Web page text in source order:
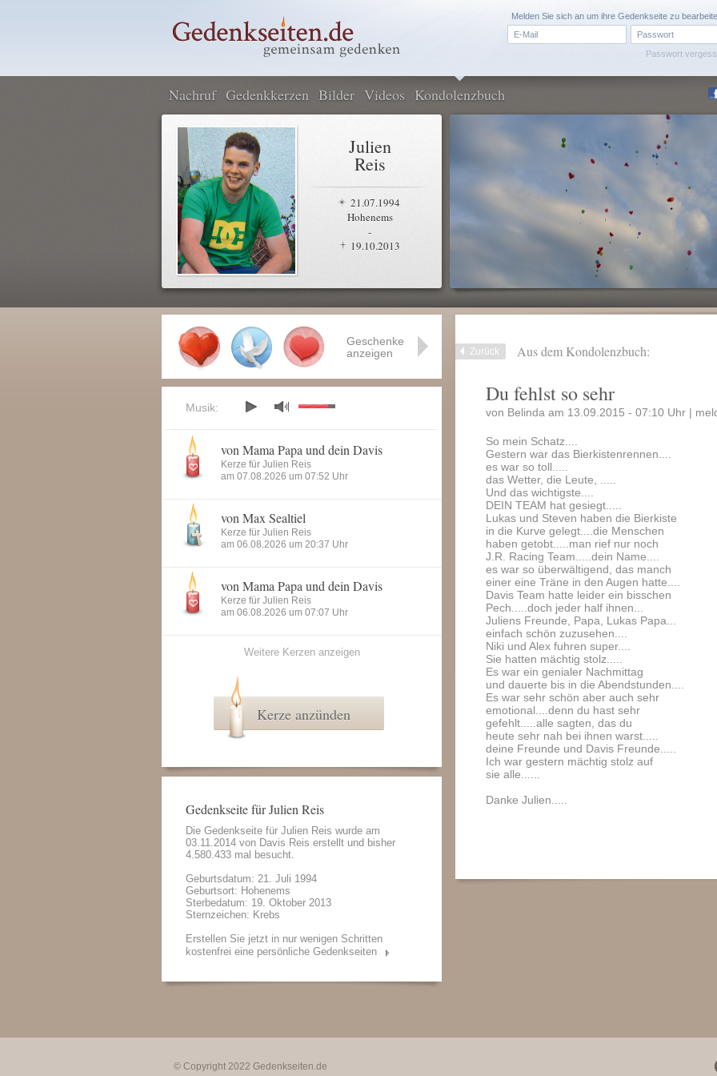
Passwort
Melden Sie sich an um ihre Gedenkseite zu
Nachruf Gedenkkerzen Bilder Videos Kondolenzbuch
Julien
Reis
21.07.1994
Hohenems
-
19.10.2013
Zurück Aus dem Kondolenzbuch:
Du fehlst so sehr
von Belinda am 13.09.2015 - 07:10 Uhr |
So mein Schatz....
Gestern war das Bierkistenrennen....
es war so toll.....
das Wetter, die Leute, .....
Und das wichtigste....
DEIN TEAM hat gesiegt.....
Lukas und Steven haben die Bierkiste
in die Kurve gelegt....die Menschen
haben getobt.....man rief nur noch
J.R. Racing Team.....dein Name....
es war so überwältigend, das manch
einer eine Träne in den Augen hatte....
Davis Team hatte leider ein bisschen
Pech.....doch jeder half ihnen...
Juliens Freunde, Papa, Lukas Papa...
einfach schön zuzusehen....
Niki und Alex fuhren super....
Sie hatten mächtig stolz.....
Es war ein genialer Nachmittag
und dauerte bis in die Abendstunden....
Es war sehr schön aber auch sehr
emotional....denn du hast sehr
gefehlt.....alle sagten, das du
heute sehr nah bei ihnen warst.....
deine Freunde und Davis Freunde.....
Ich war gestern mächtig stolz auf
sie alle......
Danke Julien.....
Geschenke
anzeigen
Musik:
von Mama Papa und dein Davis
Kerze für Julien Reis
am 07.08.2026 um 07:52 Uhr
von Max Sealtiel
Kerze für Julien Reis
am 06.08.2026 um 20:37 Uhr
von Mama Papa und dein Davis
Kerze für Julien Reis
am 06.08.2026 um 07:07 Uhr
Weitere Kerzen anzeigen
Kerze anzünden
Gedenkseite für Julien Reis
Die Gedenkseite für Julien Reis wurde am
03.11.2014 von Davis Reis erstellt und bisher
4.580.433 mal besucht.
Geburtsdatum: 21. Juli 1994
Geburtsort: Hohenems
Sterbedatum: 19. Oktober 2013
Sternzeichen: Krebs
Erstellen Sie jetzt in nur wenigen Schritten
kostenfrei eine persönliche Gedenkseiten
© Copyright 2022 Gedenkseiten.de